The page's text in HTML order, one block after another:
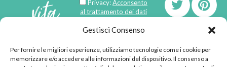
Gestisci Consenso
Per fornire le migliori esperienze, utilizziamo tecnologie come i cookie per
memorizzare e/o accedere alle informazioni del dispositivo. Il consenso a
vita
di
Privacy:Acconsento
al trattamento dei dati
born inMaMaStudiOs